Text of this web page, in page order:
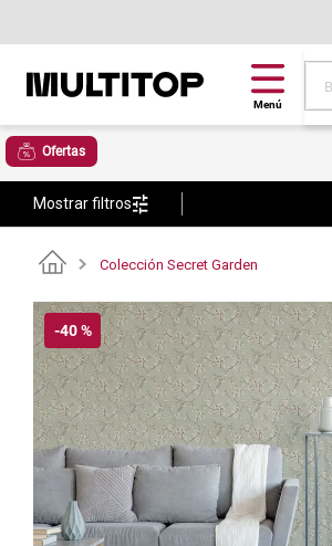
Ofertas
Mostrar filtros
Colección Secret Garden
-40 %